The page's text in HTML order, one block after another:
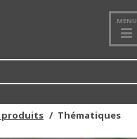
MENU
produits Thématiques